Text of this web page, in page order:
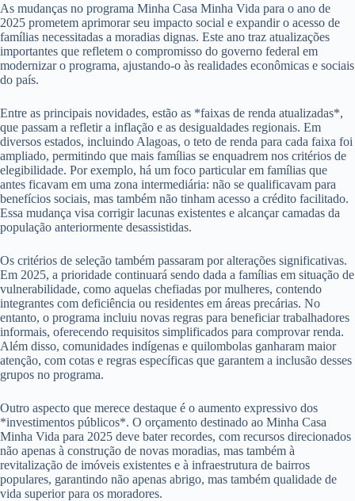
As mudanças no programa Minha Casa Minha Vida para o ano de
2025 prometem aprimorar seu impacto social e expandir o acesso de
famílias necessitadas a moradias dignas. Este ano traz atualizações
importantes que refletem o compromisso do governo federal em
modernizar o programa, ajustando-o às realidades econômicas e sociais
do país.
Entre as principais novidades, estão as *faixas de renda atualizadas*,
que passam a refletir a inflação e as desigualdades regionais. Em
diversos estados, incluindo Alagoas, o teto de renda para cada faixa foi
ampliado, permitindo que mais famílias se enquadrem nos critérios de
elegibilidade. Por exemplo, há um foco particular em famílias que
antes ficavam em uma zona intermediária: não se qualificavam para
benefícios sociais, mas também não tinham acesso a crédito facilitado.
Essa mudança visa corrigir lacunas existentes e alcançar camadas da
população anteriormente desassistidas.
Os critérios de seleção também passaram por alterações significativas.
Em 2025, a prioridade continuará sendo dada a famílias em situação de
vulnerabilidade, como aquelas chefiadas por mulheres, contendo
integrantes com deficiência ou residentes em áreas precárias. No
entanto, o programa incluiu novas regras para beneficiar trabalhadores
informais, oferecendo requisitos simplificados para comprovar renda.
Além disso, comunidades indígenas e quilombolas ganharam maior
atenção, com cotas e regras específicas que garantem a inclusão desses
grupos no programa.
Outro aspecto que merece destaque é o aumento expressivo dos
*investimentos públicos*. O orçamento destinado ao Minha Casa
Minha Vida para 2025 deve bater recordes, com recursos direcionados
não apenas à construção de novas moradias, mas também à
revitalização de imóveis existentes e à infraestrutura de bairros
populares, garantindo não apenas abrigo, mas também qualidade de
vida superior para os moradores.